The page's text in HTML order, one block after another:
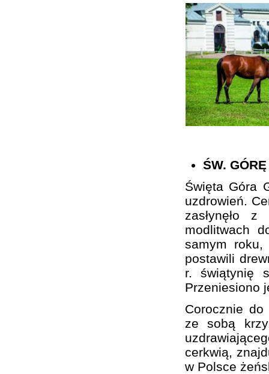
ŚW.
Święta Góra
uzdrowień.
zasłynęło
modlitwach
samym roku,
postawili
r. świątynię
Przeniesiono
Corocznie
ze sobą
cerkwią,
w Polsce